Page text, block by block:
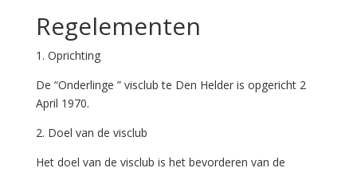
Regelementen
1. Oprichting
De “Onderlinge ” visclub te Den Helder is opgericht 2
April 1970.
2. Doel van de visclub
Het doel van de visclub is het bevorderen van de